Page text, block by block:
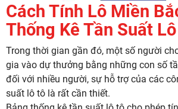
Cách Tính Lô Miền
Thống Kê Tần Suất
Trong thời gian gần đó, một số người
gia vào dự thưởng bằng những con số
đối với nhiều người, sự hỗ trợ của các
suất lô tô là rất cần thiết.